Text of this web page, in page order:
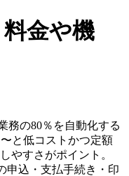
料金や機
務の80％を自動化する
と低コストかつ定額
やすさがポイント。
申込・支払手続き・印